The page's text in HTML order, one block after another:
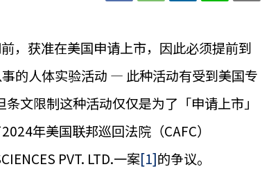
，获准在美国申请上市，因此必须提前到
的人体实验活动 — 此种活动有受到美国专
文限制这种活动仅仅是为了「申请上市」
年美国联邦巡回法院（CAFC）
PVT. LTD.一案[1]的争议。